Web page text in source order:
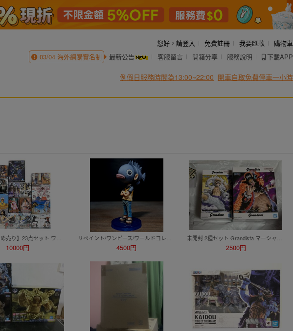
您好， 請登入 免費註冊 我要匯款
購物車
03/04海外網購實名制 最新公告 客服留言 開箱分享 服務說明 下載APP
例假日服務時間為13:00~22:00 開車自取免費停車一小時
10000円 4500円 2500円